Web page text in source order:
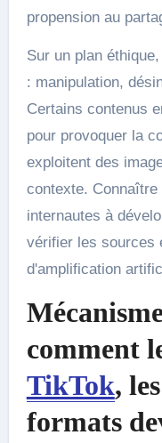
propension au
Sur un plan
: manipulation,
Certains contenus
pour provoquer la
exploitent des
contexte. Connaître
internautes à
vérifier les sources
d'amplification
comment
TikTok, les
formats